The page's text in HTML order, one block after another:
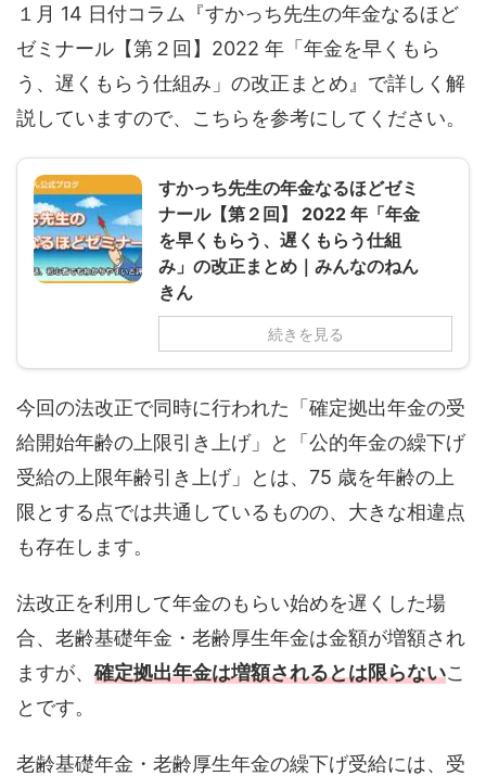
１月 14 日付コラム『すかっち先生の年金なるほど
ゼミナール【第２回】2022 年「年金を早くもら
う、遅くもらう仕組み」の改正まとめ』で詳しく解
説していますので、こちらを参考にしてください。
すかっち先生の年金なるほどゼミ
ナール【第２回】 2022 年「年金
を早くもらう、遅くもらう仕組
み」の改正まとめ｜みんなのねん
きん
続きを見る
今回の法改正で同時に行われた「確定拠出年金の受
給開始年齢の上限引き上げ」と「公的年金の繰下げ
受給の上限年齢引き上げ」とは、75 歳を年齢の上
限とする点では共通しているものの、大きな相違点
も存在します。
法改正を利用して年金のもらい始めを遅くした場
合、老齢基礎年金・老齢厚生年金は金額が増額され
ますが、確定拠出年金は増額されるとは限らないこ
とです。
老齢基礎年金・老齢厚生年金の繰下げ受給には、受